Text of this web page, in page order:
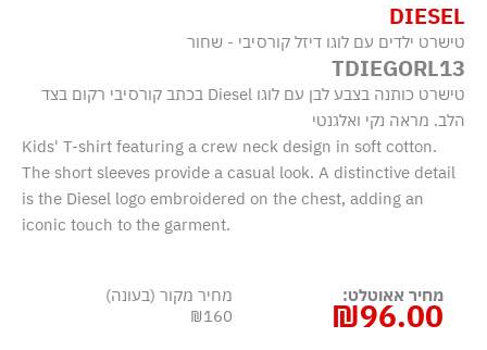
DIESEL
טישרט ילדים עם לוגו דיזל קורסיבי - שחור
TDIEGORL13
טישרט כותנה בצבע לבן עם לוגו Diesel בכתב קורסיבי רקום בצד
הלב. מראה נקי ואלגנטי
Kids' T-shirt featuring a crew neck design in soft cotton.
The short sleeves provide a casual look. A distinctive detail
is the Diesel logo embroidered on the chest, adding an
iconic touch to the garment.
מחיר אאוטלט:
₪96.00
מחיר מקור (בעונה)
₪160